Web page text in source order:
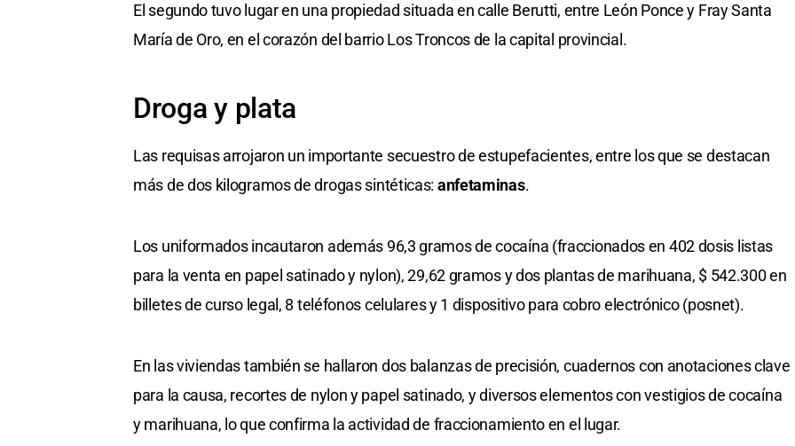
El segundo tuvo lugar en una propiedad situada en calle Berutti, entre León Ponce y Fray Santa
María de Oro, en el corazón del barrio Los Troncos de la capital provincial.
Droga y plata
Las requisas arrojaron un importante secuestro de estupefacientes, entre los que se destacan
más de dos kilogramos de drogas sintéticas: anfetaminas.
Los uniformados incautaron además 96,3 gramos de cocaína (fraccionados en 402 dosis listas
para la venta en papel satinado y nylon), 29,62 gramos y dos plantas de marihuana, $ 542.300 en
billetes de curso legal, 8 teléfonos celulares y 1 dispositivo para cobro electrónico (posnet).
En las viviendas también se hallaron dos balanzas de precisión, cuadernos con anotaciones clave
para la causa, recortes de nylon y papel satinado, y diversos elementos con vestigios de cocaína
y marihuana, lo que confirma la actividad de fraccionamiento en el lugar.